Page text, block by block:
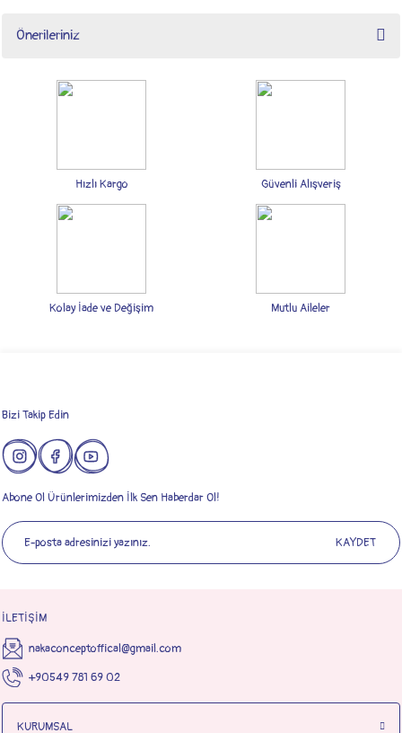
Önerileriniz
Bu ürünün fiyat bilgisi, resim, ürün açıklamalarında ve diğer konularda yetersiz
gördüğünüz noktaları öneri formunu kullanarak tarafımıza iletebilirsiniz.
Ürün açıklamasında eksik bilgiler bulunuyor.
Ürün bilgilerinde hatalar bulunuyor.
Hızlı Kargo Güvenli Alışveriş
Kolay İade ve Değişim Mutlu Aileler
Bizi Takip Edin
Abone Ol Ürünlerimizden İlk Sen Haberdar Ol!
KAYDET
İLETİŞİM
nakaconceptoffical@gmail.com
+90549 781 69 02
KURUMSAL